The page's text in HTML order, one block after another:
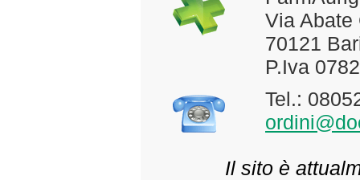
Via Abate
70121
P.Iva
Tel.:
Il sito è